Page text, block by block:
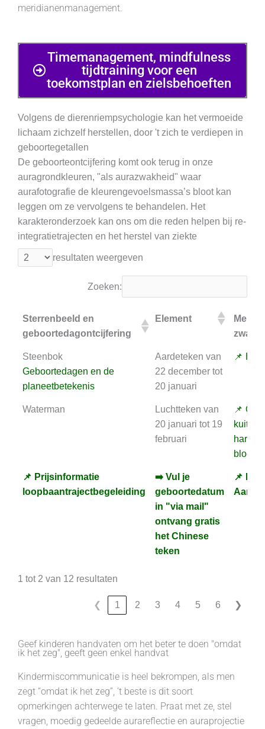
meridianenmanagement.
Timemanagement, mindfulness
tijdtraining voor een
toekomstplan en zielsbehoeften
Volgens de dierenriempsychologie kan het vermoeide
lichaam zichzelf herstellen, door 't zich te verdiepen in
geboortegetallen
De geboorteontcijfering komt ook terug in onze
auragrondkleuren, "als aurazwakheid" waar
aurafotografie de kleurengevoelsmassa’s bloot kan
leggen om ze vervolgens te behandelen. Het
karakteronderzoek kan ons om die reden helpen bij re-
integratietrajecten en het herstel van ziekte
resultaten weergeven
Zoeken:
Sterrenbeeld en
geboortedagontcijfering
Element
📌 Prijsinformatie
loopbaantrajectbegeleiding
➡️ Vul je
geboortedatum
in "via mail"
ontvang gratis
het Chinese
teken
📌
Sterrenbeeld en
geboortedagontcijfering
Element
Steenbok
Geboortedagen en de
planeetbetekenis
Aardeteken van
22 december tot
20 januari
📌 Het
Waterman
Luchtteken van
20 januari tot 19
februari
📌
kuit,
hart
📌 Prijsinformatie
loopbaantrajectbegeleiding
➡️ Vul je
geboortedatum
in "via mail"
ontvang gratis
het Chinese
teken
📌
1 tot 2 van 12 resultaten
❮ 1 2 3 4 5 6 ❯
Geef kinderen handvaten om het beter te doen "omdat
ik het zeg", geeft geen enkel handvat
Kindermiscommunicatie is heel bekrompen, als men
zegt “omdat ik het zeg”, ’t beste is dit soort
opmerkingen achterwege te laten. Praat met ze, stel
vragen, moedig gedeelde aurareflectie en auraprojectie